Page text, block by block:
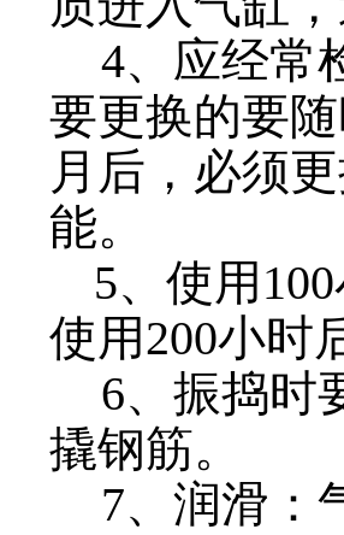
4、应经常
要更换的要
月后，必须
能。
5、使用 100
使用200小时
6、振捣时
撬钢筋。
7、润滑：